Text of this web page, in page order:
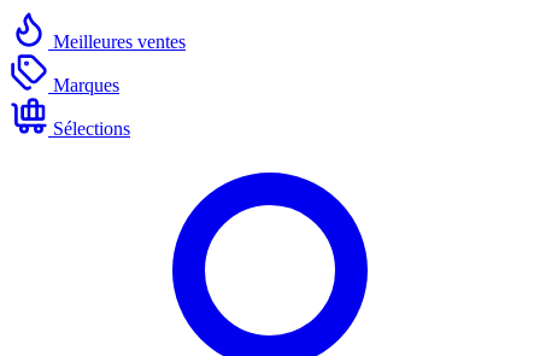
Meilleures ventes
Marques
Sélections